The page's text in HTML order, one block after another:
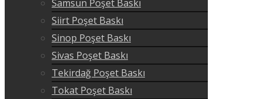
Samsun Poşet Baskı
Siirt Poşet Baskı
Sinop Poşet Baskı
Sivas Poşet Baskı
Tekirdağ Poşet Baskı
Tokat Poşet Baskı